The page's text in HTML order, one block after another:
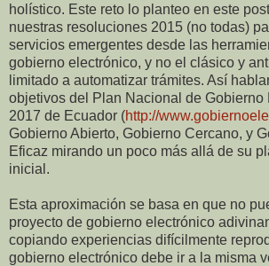
holístico. Este reto lo planteo en este
nuestras resoluciones 2015 (no todas)
servicios emergentes desde las
gobierno electrónico, y no el clásico y
limitado a automatizar trámites. Así
objetivos del Plan Nacional de Gobierno
2017 de Ecuador (http://
Gobierno Abierto, Gobierno Cercano, y
Eficaz mirando un poco más allá de su
inicial.
Esta aproximación se basa en que no
proyecto de gobierno electrónico
copiando experiencias difícilmente
gobierno electrónico debe ir a la misma